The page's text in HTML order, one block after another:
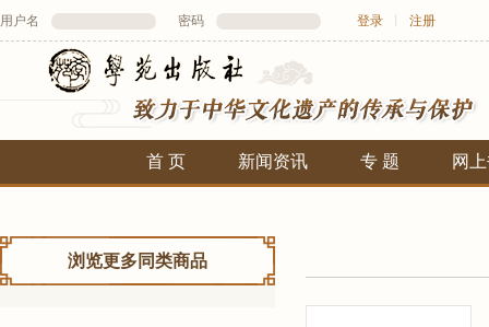
用户名 密码 登录 注册
首 页 新闻资讯 专 题 网
浏览更多同类商品